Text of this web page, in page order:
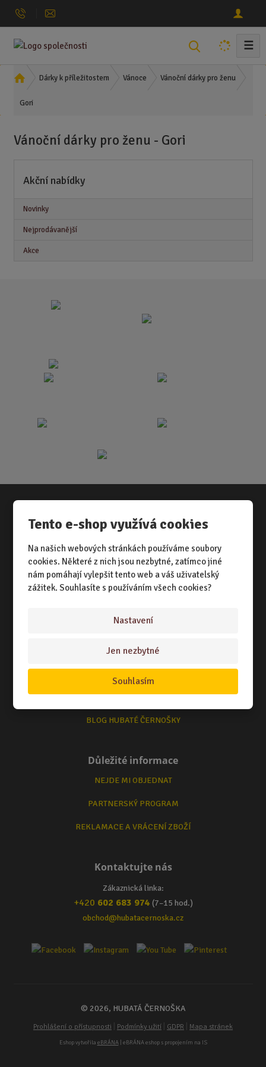
Tento e-shop využívá cookies
Na našich webových stránkách používáme soubory
cookies. Některé z nich jsou nezbytné, zatímco jiné
nám pomáhají vylepšit tento web a váš uživatelský
zážitek. Souhlasíte s používáním všech cookies?
Nastavení
Jen nezbytné
Souhlasím
h
☰
Ú
o
í
r
n
Dárky k příležitostem Vánoce Vánoční dárky pro ženu
Gori
Vánoční dárky pro ženu - Gori
Akční nabídky
Novinky
Nejprodávanější
Akce
Vše o nákupu
NÁKUPNÍ RÁDCE
TERMÍNY ODESLÁNÍ ZBOŽÍ
ZPŮSOB DORUČENÍ
OBCHODNÍ PODMÍNKY
Zajímá Vás
KONTAKTUJTE NÁS
BLOG HUBATÉ ČERNOŠKY
Důležité informace
NEJDE MI OBJEDNAT
PARTNERSKÝ PROGRAM
REKLAMACE A VRÁCENÍ ZBOŽÍ
Kontaktujte nás
Zákaznická linka:
+420 602 683 974 (7–15 hod.)
obchod@hubatacernoska.cz
© 2026, HUBATÁ ČERNOŠKA
Prohlášení o přístupnosti Podmínky užití GDPR Mapa stránek
Eshop vytvořila eBRÁNA| eBRÁNA eshop s propojením na IS